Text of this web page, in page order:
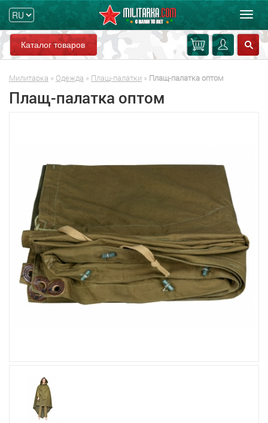
Каталог товаров
Милитарка » Одежда » Плащ-палатки » Плащ-палатка оптом
Плащ-палатка оптом